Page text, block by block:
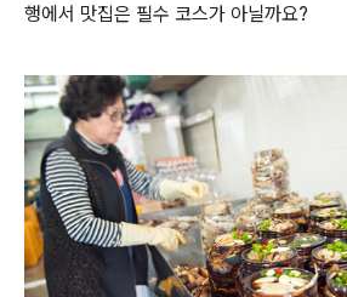
행에서 맛집은 필수 코스가 아닐까요?